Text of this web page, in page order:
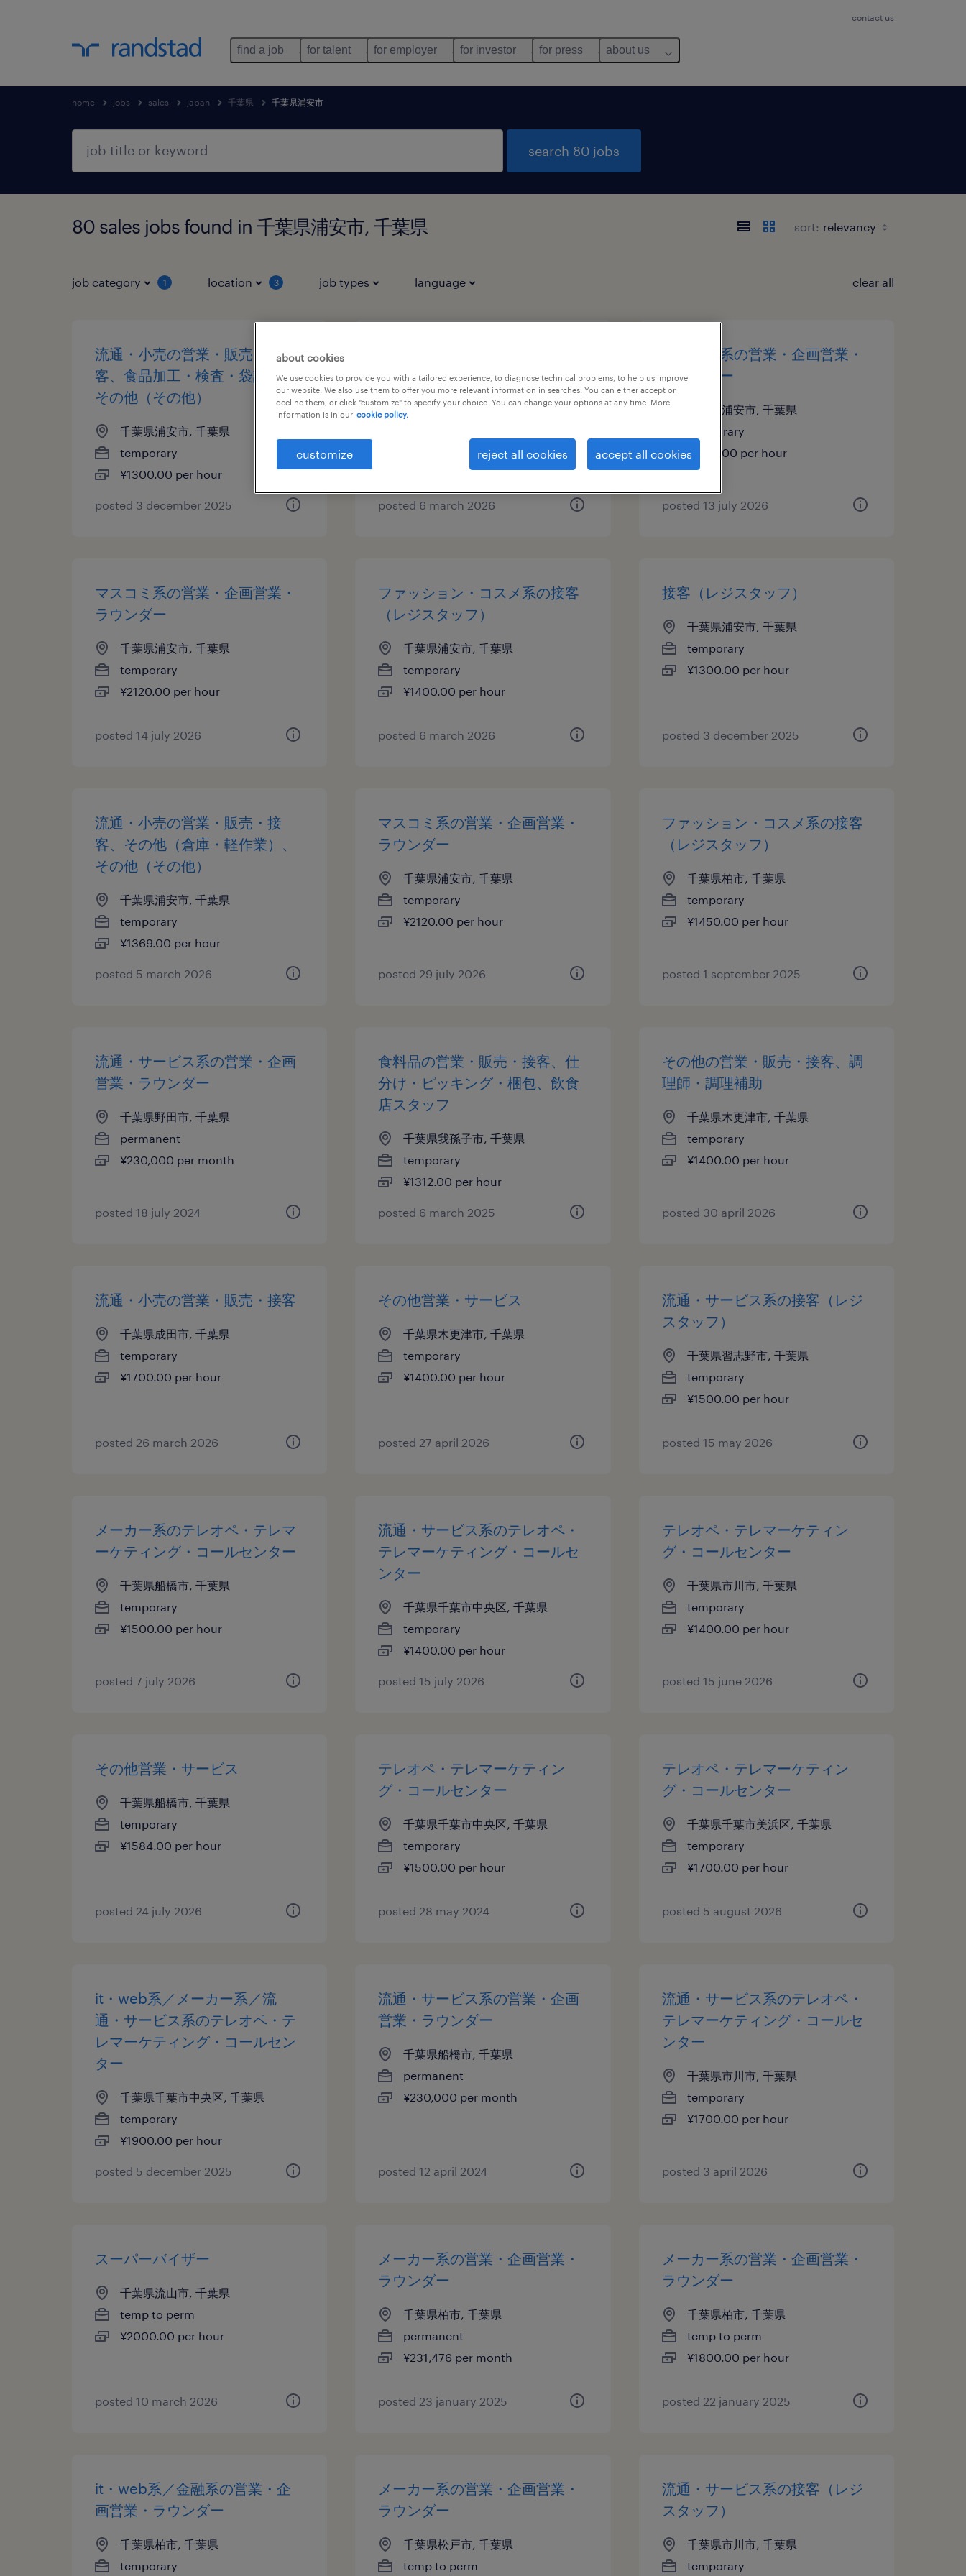
contact us
find a job for talent for employer for investor for press about us
home jobs sales japan 千葉県 千葉県浦安市
search 80 jobs
80 sales jobs found in 千葉県浦安市, 千葉県 sort:
job category 1 location 3 job types language clear all
流通・小売の営業・販売・接
客、食品加工・検査・袋詰め、
その他（その他）
千葉県浦安市, 千葉県
temporary
¥1300.00 per hour
posted 3 december 2025
客、その他（倉庫・軽作業）、
その他（その他）
¥1369.00 per hour
posted 6 march 2026
マスコミ系の営業・企画営業・
ラウンダー
千葉県浦安市, 千葉県
temporary
¥2120.00 per hour
posted 13 july 2026
マスコミ系の営業・企画営業・
ラウンダー
千葉県浦安市, 千葉県
temporary
¥2120.00 per hour
posted 14 july 2026
ファッション・コスメ系の接客
（レジスタッフ）
千葉県浦安市, 千葉県
temporary
¥1400.00 per hour
posted 6 march 2026
接客（レジスタッフ）
千葉県浦安市, 千葉県
temporary
¥1300.00 per hour
posted 3 december 2025
流通・小売の営業・販売・接
客、その他（倉庫・軽作業）、
その他（その他）
千葉県浦安市, 千葉県
temporary
¥1369.00 per hour
posted 5 march 2026
マスコミ系の営業・企画営業・
ラウンダー
千葉県浦安市, 千葉県
temporary
¥2120.00 per hour
posted 29 july 2026
ファッション・コスメ系の接客
（レジスタッフ）
千葉県柏市, 千葉県
temporary
¥1450.00 per hour
posted 1 september 2025
流通・サービス系の営業・企画
営業・ラウンダー
千葉県野田市, 千葉県
permanent
¥230,000 per month
posted 18 july 2024
食料品の営業・販売・接客、仕
分け・ピッキング・梱包、飲食
店スタッフ
千葉県我孫子市, 千葉県
temporary
¥1312.00 per hour
posted 6 march 2025
その他の営業・販売・接客、調
理師・調理補助
千葉県木更津市, 千葉県
temporary
¥1400.00 per hour
posted 30 april 2026
流通・小売の営業・販売・接客
千葉県成田市, 千葉県
temporary
¥1700.00 per hour
posted 26 march 2026
その他営業・サービス
千葉県木更津市, 千葉県
temporary
¥1400.00 per hour
posted 27 april 2026
流通・サービス系の接客（レジ
スタッフ）
千葉県習志野市, 千葉県
temporary
¥1500.00 per hour
posted 15 may 2026
メーカー系のテレオペ・テレマ
ーケティング・コールセンター
千葉県船橋市, 千葉県
temporary
¥1500.00 per hour
posted 7 july 2026
流通・サービス系のテレオペ・
テレマーケティング・コールセ
ンター
千葉県千葉市中央区, 千葉県
temporary
¥1400.00 per hour
posted 15 july 2026
テレオペ・テレマーケティン
グ・コールセンター
千葉県市川市, 千葉県
temporary
¥1400.00 per hour
posted 15 june 2026
その他営業・サービス
千葉県船橋市, 千葉県
temporary
¥1584.00 per hour
posted 24 july 2026
テレオペ・テレマーケティン
グ・コールセンター
千葉県千葉市中央区, 千葉県
temporary
¥1500.00 per hour
posted 28 may 2024
テレオペ・テレマーケティン
グ・コールセンター
千葉県千葉市美浜区, 千葉県
temporary
¥1700.00 per hour
posted 5 august 2026
it・web系／メーカー系／流
通・サービス系のテレオペ・テ
レマーケティング・コールセン
ター
千葉県千葉市中央区, 千葉県
temporary
¥1900.00 per hour
posted 5 december 2025
流通・サービス系の営業・企画
営業・ラウンダー
千葉県船橋市, 千葉県
permanent
¥230,000 per month
posted 12 april 2024
流通・サービス系のテレオペ・
テレマーケティング・コールセ
ンター
千葉県市川市, 千葉県
temporary
¥1700.00 per hour
posted 3 april 2026
スーパーバイザー
千葉県流山市, 千葉県
temp to perm
¥2000.00 per hour
posted 10 march 2026
メーカー系の営業・企画営業・
ラウンダー
千葉県柏市, 千葉県
permanent
¥231,476 per month
posted 23 january 2025
メーカー系の営業・企画営業・
ラウンダー
千葉県柏市, 千葉県
temp to perm
¥1800.00 per hour
posted 22 january 2025
it・web系／金融系の営業・企
画営業・ラウンダー
千葉県柏市, 千葉県
temporary
メーカー系の営業・企画営業・
ラウンダー
千葉県松戸市, 千葉県
temp to perm
流通・サービス系の接客（レジ
スタッフ）
千葉県市川市, 千葉県
temporary
about cookies
We use cookies to provide you with a tailored experience, to diagnose technical problems, to help us improve
our website. We also use them to offer you more relevant information in searches. You can either accept or
decline them, or click "customize" to specify your choice. You can change your options at any time. More
information is in our cookie policy.
customize reject all cookies accept all cookies